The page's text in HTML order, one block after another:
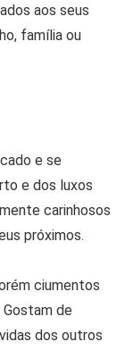
aos seus
família ou
e se
e dos luxos
carinhosos
próximos.
ciumentos
de
dos outros